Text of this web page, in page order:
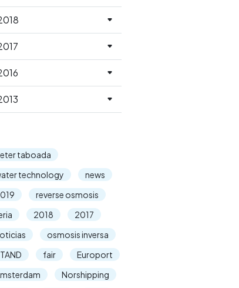
taboada
technology
news
reverse osmosis
2018
2017
osmosis inversa
fair
Europort
Norshipping